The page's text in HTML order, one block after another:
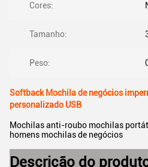
Cores:
Tamanho:
Peso:
Softback Mochila de negócios
personalizado USB
Mochilas anti-roubo mochilas
homens mochilas de negócios
Descrição do